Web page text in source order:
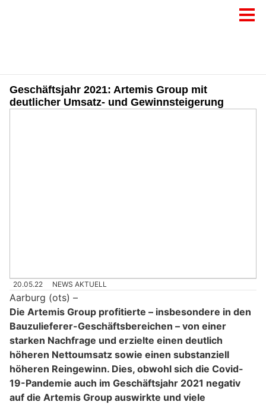
Geschäftsjahr 2021: Artemis Group mit
deutlicher Umsatz- und Gewinnsteigerung
20.05.22 NEWS AKTUELL
Aarburg (ots) –
Die Artemis Group profitierte – insbesondere in den
Bauzulieferer-Geschäftsbereichen – von einer
starken Nachfrage und erzielte einen deutlich
höheren Nettoumsatz sowie einen substanziell
höheren Reingewinn. Dies, obwohl sich die Covid-
19-Pandemie auch im Geschäftsjahr 2021 negativ
auf die Artemis Group auswirkte und viele